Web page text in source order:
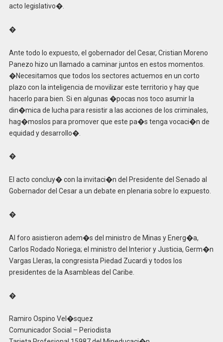
acto legislativo�.
�
Ante todo lo expuesto, el gobernador del Cesar, Cristian Moreno
Panezo hizo un llamado a caminar juntos en estos momentos.
�Necesitamos que todos los sectores actuemos en un corto
plazo con la inteligencia de movilizar este territorio y hay que
hacerlo para bien. Si en algunas �pocas nos toco asumir la
din�mica de lucha para resistir a las acciones de los criminales,
hag�moslos para promover que este pa�s tenga vocaci�n de
equidad y desarrollo�.
�
El acto concluy� con la invitaci�n del Presidente del Senado al
Gobernador del Cesar a un debate en plenaria sobre lo expuesto.
�
Al foro asistieron adem�s del ministro de Minas y Energ�a,
Carlos Rodado Noriega; el ministro del Interior y Justicia, Germ�n
Vargas Lleras, la congresista Piedad Zucardi y todos los
presidentes de la Asambleas del Caribe.
�
Ramiro Ospino Vel�squez
Comunicador Social – Periodista